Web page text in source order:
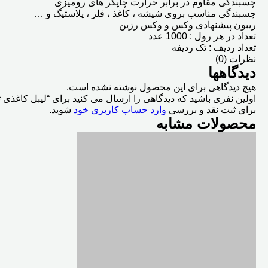
چسبندگی مقاوم در برابر حرارت چاپگر های رومیزی
چسبندگی مناسب بروی شیشه ، کاغذ ، فلز ، پلاستیگ و …
ریبون پیشنهادی وکس و وکس رزین
تعداد در هر رول : 1000 عدد
تعداد ردیف : تک ردیفه
نظرات (0)
دیدگاهها
هیچ دیدگاهی برای این محصول نوشته نشده است.
اولین نفری باشید که دیدگاهی را ارسال می کنید برای “لیبل کاغذی تک
برای ثبت نقد و بررسی وارد حساب کاربری خود شوید.
محصولات مشابه